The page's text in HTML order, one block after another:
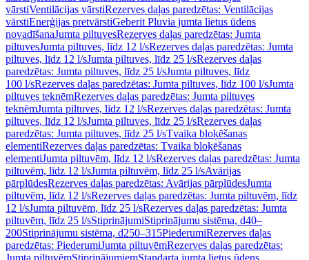
vārstiVentilācijas vārstiRezerves daļas paredzētas: Ventilācijas
vārstiEnerģijas pretvārstiGeberit Pluvia jumta lietus ūdens
novadīšanaJumta piltuvesRezerves daļas paredzētas: Jumta
piltuvesJumta piltuves, līdz 12 l/sRezerves daļas paredzētas: Jumta
piltuves, līdz 12 l/sJumta piltuves, līdz 25 l/sRezerves daļas
paredzētas: Jumta piltuves, līdz 25 l/sJumta piltuves, līdz
100 l/sRezerves daļas paredzētas: Jumta piltuves, līdz 100 l/sJumta
piltuves teknēmRezerves daļas paredzētas: Jumta piltuves
teknēmJumta piltuves, līdz 12 l/sRezerves daļas paredzētas: Jumta
piltuves, līdz 12 l/sJumta piltuves, līdz 25 l/sRezerves daļas
paredzētas: Jumta piltuves, līdz 25 l/sTvaika bloķēšanas
elementiRezerves daļas paredzētas: Tvaika bloķēšanas
elementiJumta piltuvēm, līdz 12 l/sRezerves daļas paredzētas: Jumta
piltuvēm, līdz 12 l/sJumta piltuvēm, līdz 25 l/sAvārijas
pārplūdesRezerves daļas paredzētas: Avārijas pārplūdesJumta
piltuvēm, līdz 12 l/sRezerves daļas paredzētas: Jumta piltuvēm, līdz
12 l/sJumta piltuvēm, līdz 25 l/sRezerves daļas paredzētas: Jumta
piltuvēm, līdz 25 l/sStiprinājumiStiprinājumu sistēma, d40–
200Stiprinājumu sistēma, d250–315PiederumiRezerves daļas
paredzētas: PiederumiJumta piltuvēmRezerves daļas paredzētas:
Jumta piltuvēmStiprinājumiemStandarta jumta lietus ūdens